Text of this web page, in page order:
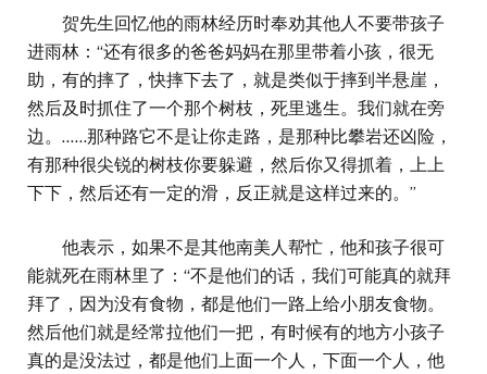
贺先生回忆他的雨林经历时奉劝其他人不要带孩子
进雨林：“还有很多的爸爸妈妈在那里带着小孩，很无
助，有的摔了，快摔下去了，就是类似于摔到半悬崖，
然后及时抓住了一个那个树枝，死里逃生。我们就在旁
边。……那种路它不是让你走路，是那种比攀岩还凶险，
有那种很尖锐的树枝你要躲避，然后你又得抓着，上上
下下，然后还有一定的滑，反正就是这样过来的。”
他表示，如果不是其他南美人帮忙，他和孩子很可
能就死在雨林里了：“不是他们的话，我们可能真的就拜
拜了，因为没有食物，都是他们一路上给小朋友食物。
然后他们就是经常拉他们一把，有时候有的地方小孩子
真的是没法过，都是他们上面一个人，下面一个人，他